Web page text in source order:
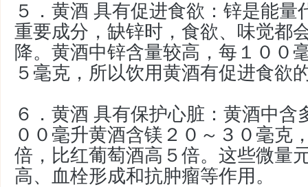
５． 黄酒 具有促进食欲：锌是能量
重要成分，缺锌时，食欲、味觉都
降。黄酒中锌含量较高，每１００
５毫克，所以饮用黄酒有促进食欲
６． 黄酒 具有保护心脏：黄酒中含
００毫升黄酒含镁２０～３０毫克
倍，比红葡萄酒高５倍。这些微量
高、血栓形成和抗肿瘤等作用。